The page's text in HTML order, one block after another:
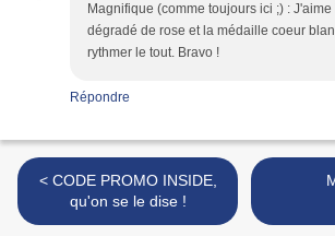
Magnifique (comme toujours ici ;) :
dégradé de rose et la médaille coeur
rythmer le tout. Bravo !
Répondre
< CODE PROMO INSIDE,
qu'on se le dise !